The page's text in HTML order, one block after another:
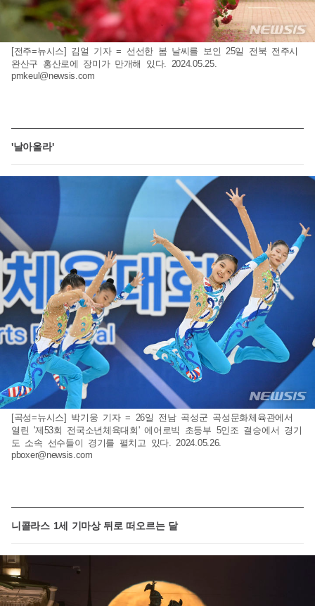
[전주=뉴시스] 김얼 기자 = 선선한 봄 날씨를 보인 25일 전북 전주시
완산구 홍산로에 장미가 만개해 있다. 2024.05.25.
pmkeul@newsis.com
'날아올라'
[곡성=뉴시스] 박기웅 기자 = 26일 전남 곡성군 곡성문화체육관에서
열린 '제53회 전국소년체육대회' 에어로빅 초등부 5인조 결승에서 경기
도 소속 선수들이 경기를 펼치고 있다. 2024.05.26.
pboxer@newsis.com
니콜라스 1세 기마상 뒤로 떠오르는 달